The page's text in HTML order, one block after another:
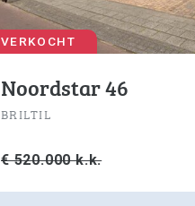
VERKOCHT
Noordstar 46
BRILTIL
€ 520.000 k.k.